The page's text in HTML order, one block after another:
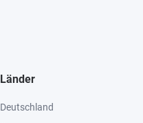
Länder
Deutschland